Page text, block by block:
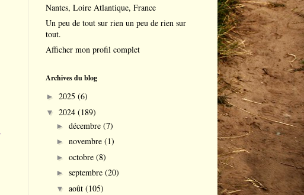
Nantes, Loire Atlantique, France
Un peu de tout sur rien un peu de rien sur
tout.
Afficher mon profil complet
Archives du blog
► 2025 (6)
▼ 2024 (189)
► décembre (7)
► novembre (1)
► octobre (8)
► septembre (20)
▼ août (105)